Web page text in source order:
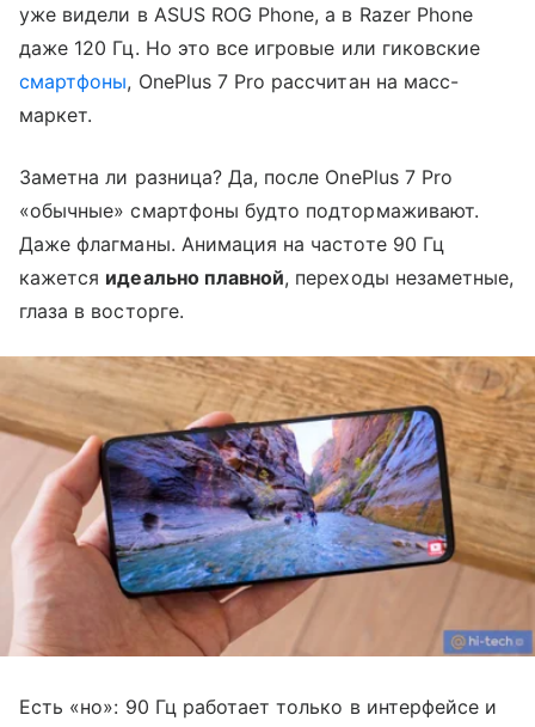
уже видели в ASUS ROG Phone, а в Razer Phone
даже 120 Гц. Но это все игровые или гиковские
смартфоны, OnePlus 7 Pro рассчитан на масс-
маркет.
Заметна ли разница? Да, после OnePlus 7 Pro
«обычные» смартфоны будто подтормаживают.
Даже флагманы. Анимация на частоте 90 Гц
кажется идеально плавной, переходы незаметные,
глаза в восторге.
Есть «но»: 90 Гц работает только в интерфейсе и